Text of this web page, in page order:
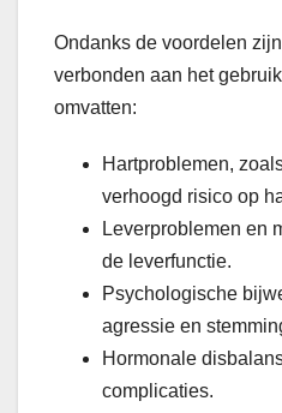
Ondanks de voordelen
verbonden aan het
omvatten:
Hartproblemen,
verhoogd risico op
Leverproblemen en
de leverfunctie.
Psychologische
agressie en
Hormonale
complicaties.